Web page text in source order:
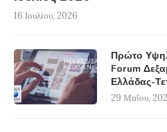
16 Ιουλίου, 2026
Πρώτο
Forum
Ελλάδας-
29 Μαΐου,